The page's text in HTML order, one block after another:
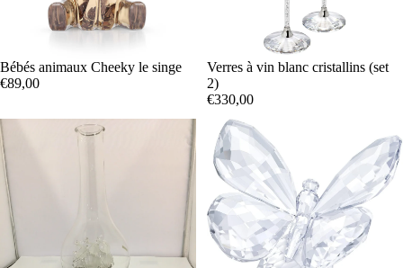
Bébés animaux Cheeky le singe
€89,00
Verres à vin blanc cristallins (set
2)
€330,00